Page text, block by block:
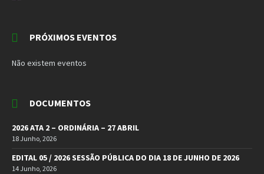
PRÓXIMOS EVENTOS
Não existem eventos
DOCUMENTOS
2026 ATA 2 – ORDINÁRIA – 27 ABRIL
18 Junho, 2026
EDITAL 05 / 2026 SESSÃO PÚBLICA DO DIA 18 DE JUNHO DE 2026
14 Junho, 2026